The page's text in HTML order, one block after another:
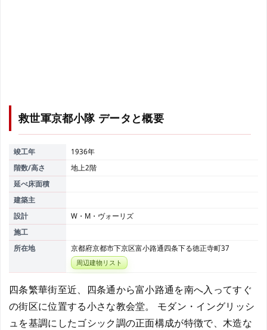
救世軍京都小隊 データと概要
竣工年
1936年
階数/高さ
地上2階
延べ床面積
建築主
設計
W・M・ヴォーリズ
施工
所在地
京都府京都市下京区富小路通四条下る徳正寺町37
周辺建物リスト
四条繁華街至近、四条通から富小路通を南へ入ってすぐ
の街区に位置する小さな教会堂。 モダン・イングリッシ
ュを基調にしたゴシック調の正面構成が特徴で、木造な